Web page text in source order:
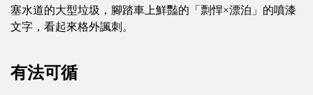
塞水道的大型垃圾，腳踏車上鮮豔的「剽悍×漂泊」的噴漆
文字，看起來格外諷刺。
有法可循